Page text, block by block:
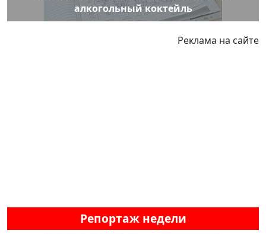
алкогольный коктейль
Реклама на сайте
Репортаж недели